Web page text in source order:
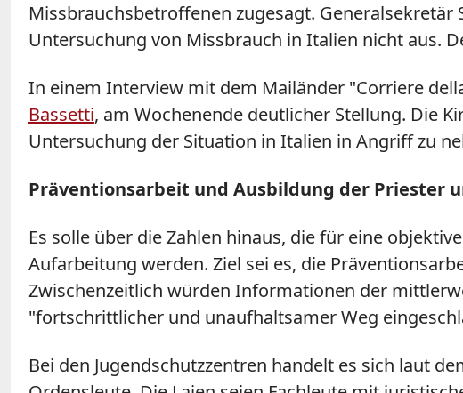
Missbrauchsbetroffenen zugesagt. Generalsekretär
Untersuchung von Missbrauch in Italien nicht aus.
In einem Interview mit dem Mailänder "Corriere
Bassetti, am Wochenende deutlicher Stellung. Die
Untersuchung der Situation in Italien in Angriff zu
Präventionsarbeit und Ausbildung der Priester
Es solle über die Zahlen hinaus, die für eine
Aufarbeitung werden. Ziel sei es, die
Zwischenzeitlich würden Informationen der
"fortschrittlicher und unaufhaltsamer Weg
Bei den Jugendschutzzentren handelt es sich laut